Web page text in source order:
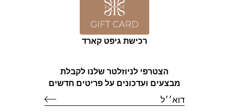
הצטרפי לניוזלטר שלנו לקבלת
מבצעים ועדכונים על פריטים חדשים
דוא׳׳ל
רכישת גיפט קארד